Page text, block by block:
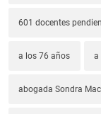
601 docentes
a los 76 años a
abogada Sondra